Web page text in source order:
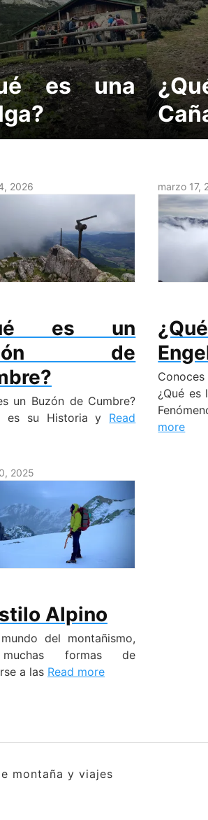
es una
2026
es un
de
un Buzón de Cumbre?
es su Historia y Read
marzo 17,
¿Qué es
more
2025
Alpino
del montañismo,
formas de
a las Read more
montaña y viajes